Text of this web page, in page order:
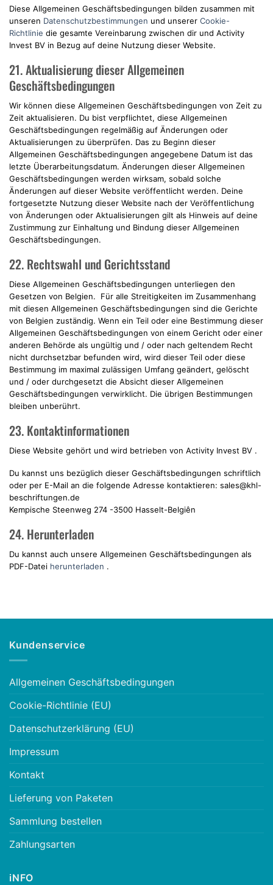
Diese Allgemeinen Geschäftsbedingungen bilden zusammen mit
unseren Datenschutzbestimmungen und unserer Cookie-
Richtlinie die gesamte Vereinbarung zwischen dir und Activity
Invest BV in Bezug auf deine Nutzung dieser Website.
21. Aktualisierung dieser Allgemeinen
Geschäftsbedingungen
Wir können diese Allgemeinen Geschäftsbedingungen von Zeit zu
Zeit aktualisieren. Du bist verpflichtet, diese Allgemeinen
Geschäftsbedingungen regelmäßig auf Änderungen oder
Aktualisierungen zu überprüfen. Das zu Beginn dieser
Allgemeinen Geschäftsbedingungen angegebene Datum ist das
letzte Überarbeitungsdatum. Änderungen dieser Allgemeinen
Geschäftsbedingungen werden wirksam, sobald solche
Änderungen auf dieser Website veröffentlicht werden. Deine
fortgesetzte Nutzung dieser Website nach der Veröffentlichung
von Änderungen oder Aktualisierungen gilt als Hinweis auf deine
Zustimmung zur Einhaltung und Bindung dieser Allgemeinen
Geschäftsbedingungen.
22. Rechtswahl und Gerichtsstand
Diese Allgemeinen Geschäftsbedingungen unterliegen den
Gesetzen von Belgien. Für alle Streitigkeiten im Zusammenhang
mit diesen Allgemeinen Geschäftsbedingungen sind die Gerichte
von Belgien zuständig. Wenn ein Teil oder eine Bestimmung dieser
Allgemeinen Geschäftsbedingungen von einem Gericht oder einer
anderen Behörde als ungültig und / oder nach geltendem Recht
nicht durchsetzbar befunden wird, wird dieser Teil oder diese
Bestimmung im maximal zulässigen Umfang geändert, gelöscht
und / oder durchgesetzt die Absicht dieser Allgemeinen
Geschäftsbedingungen verwirklicht. Die übrigen Bestimmungen
bleiben unberührt.
23. Kontaktinformationen
Diese Website gehört und wird betrieben von Activity Invest BV .
Du kannst uns bezüglich dieser Geschäftsbedingungen schriftlich
oder per E-Mail an die folgende Adresse kontaktieren: sales@khl-
beschriftungen.de
Kempische Steenweg 274 -3500 Hasselt-Belgiên
24. Herunterladen
Du kannst auch unsere Allgemeinen Geschäftsbedingungen als
PDF-Datei herunterladen .
Kundenservice
Allgemeinen Geschäftsbedingungen
Cookie-Richtlinie (EU)
Datenschutzerklärung (EU)
Impressum
Kontakt
Lieferung von Paketen
Sammlung bestellen
Zahlungsarten
iNFO